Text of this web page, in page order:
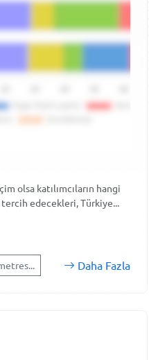
olsa katılımcıların hangi
edecekleri, Türkiye...
Daha Fazla